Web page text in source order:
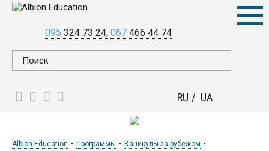
095 324 73 24 067 466 44 74
RU UA
Albion Education Программы
Каникулы за рубежом